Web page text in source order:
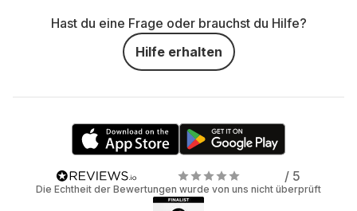
Hast du eine Frage oder brauchst du Hilfe?
Hilfe erhalten
/ 5
Die Echtheit der Bewertungen wurde von uns nicht überprüft